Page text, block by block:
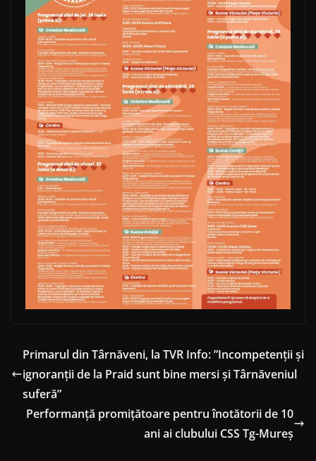
Primarul din Târnăveni, la TVR Info: ”Incompetenții și
ignoranții de la Praid sunt bine mersi și Târnăveniul
suferă”
Performanță promițătoare pentru înotătorii de 10
ani ai clubului CSS Tg-Mureș